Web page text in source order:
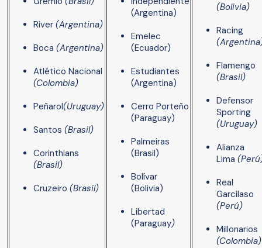
River (Argentina)
Boca (Argentina)
Atlético Nacional
(Colombia)
Peñarol(Uruguay)
Santos (Brasil)
Corinthians
(Brasil)
Cruzeiro (Brasil)
(Argentina)
Emelec
(Ecuador)
Estudiantes
(Argentina)
Cerro Porteño
(Paraguay)
Palmeiras
(Brasil)
Bolívar
(Bolivia)
Libertad
(Paraguay)
(Bolivia)
Racing
Flamengo
(Brasil)
Defensor
Sporting
(Uruguay)
Alianza
Lima
Real
Garcilaso
(Perú)
Millonarios
(Colombia)